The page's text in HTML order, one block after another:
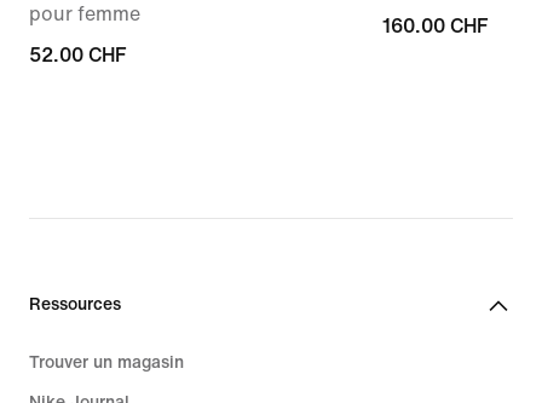
pour femme
52.00 CHF
52.00 CHF
160.00 CHF
160.00 CHF
Ressources
Trouver un magasin